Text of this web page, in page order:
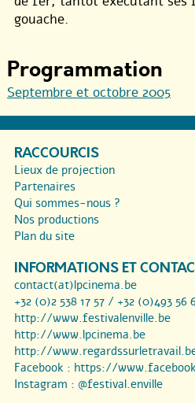
gouache.
Programmation
Septembre et octobre 2005
RACCOURCIS
Lieux de projection
Partenaires
Qui sommes-nous ?
Nos productions
Plan du site
INFORMATIONS ET
contact(at)lpcinema.be
+32 (0)2 538 17 57 / +32 (0)493 56
http://www.festivalenville.be
http://www.lpcinema.be
http://
Facebook : https://
Instagram : @festival.enville